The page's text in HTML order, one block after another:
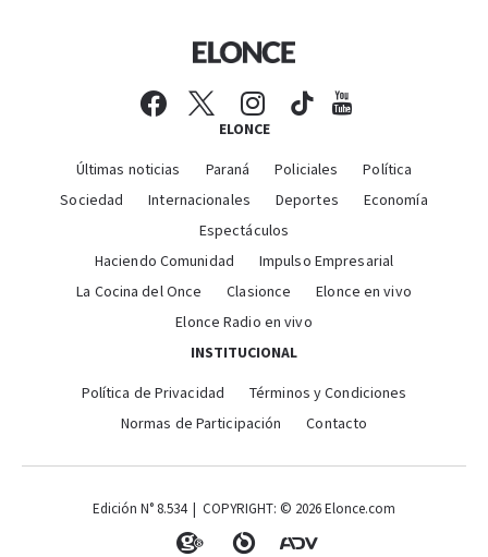
ELONCE
Últimas noticias Paraná Policiales
Política
Sociedad
Internacionales Deportes
Economía
Espectáculos
Haciendo Comunidad
Impulso Empresarial
La Cocina del Once
Clasionce
Elonce en vivo
Elonce Radio en vivo
INSTITUCIONAL
Política de Privacidad
Términos y Condiciones
Normas de Participación
Contacto
Edición N° 8.534 | COPYRIGHT: © 2026 Elonce.com